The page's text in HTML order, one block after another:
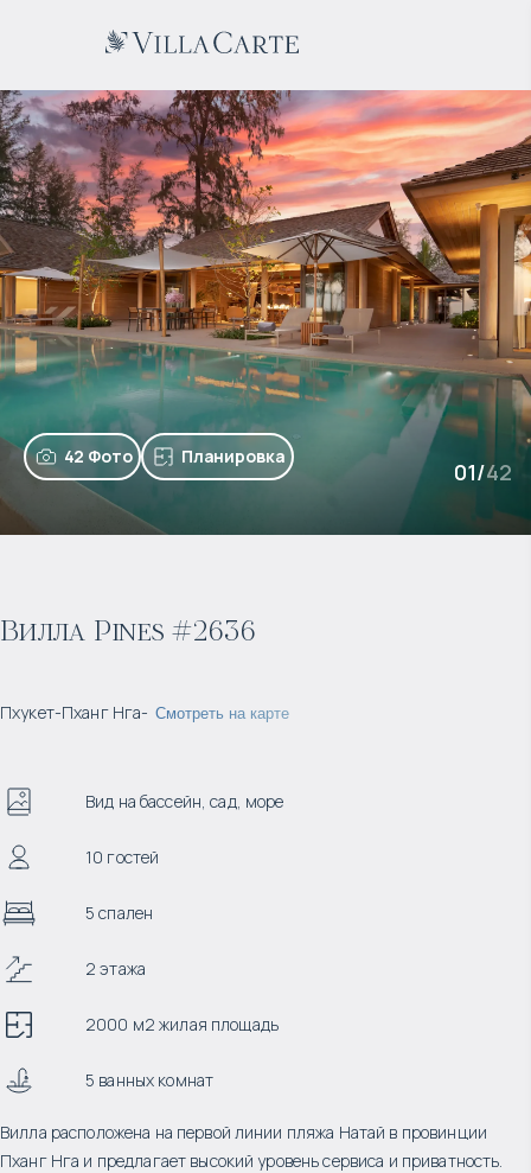
42 Фото Планировка
01/42
Вилла Pines #2636
Пхукет-Пханг Нга- Смотреть на карте
Вид на бассейн, сад, море
10 гостей
5 спален
2 этажа
2000 м2 жилая площадь
5 ванных комнат
Вилла расположена на первой линии пляжа Натай в провинции
Пханг Нга и предлагает высокий уровень сервиса и приватность.